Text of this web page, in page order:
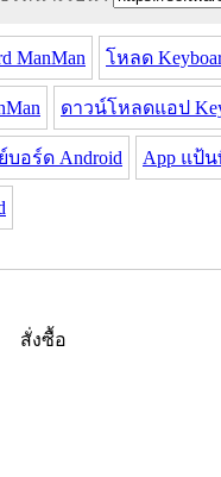
ManMan โหลด
ดาวน์โหลดแอป
บอร์ด Android App แป้
สั่งซื้อ